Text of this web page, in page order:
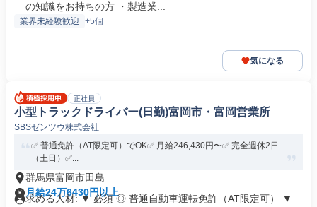
の知識をお持ちの方 ・製造業...
業界未経験歓迎 +5個
気になる
正社員
小型トラックドライバー(日勤)富岡市・富岡営業所
SBSゼンツウ株式会社
✅️ 普通免許（AT限定可）でOK✅️ 月給246,430円〜✅️ 完全週休2日
（土日）✅...
群馬県富岡市田島
月給24万6430円以上
求める人材: ▼ 必須 ◎ 普通自動車運転免許（AT限定可） ▼